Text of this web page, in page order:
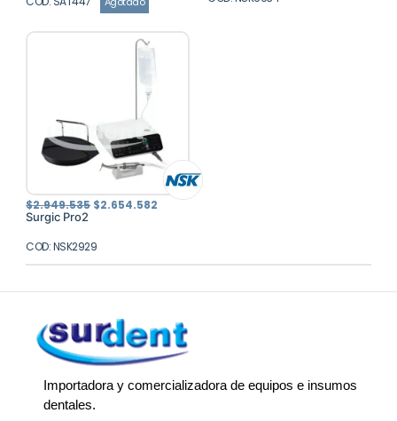
$2.949.535 El
precio
$2.949.535.
$2.654.582
Surgic Pro2
COD: NSK2929
Importadora y comercializadora de equipos e insumos
dentales.